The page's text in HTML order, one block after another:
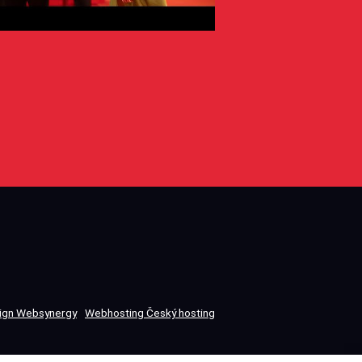
Websynergy Webhosting Český hosting